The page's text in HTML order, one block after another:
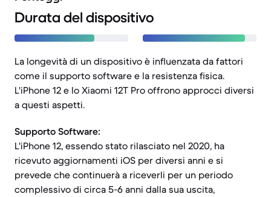
Durata del dispositivo
La longevità di un dispositivo è influenzata da fattori
come il supporto software e la resistenza fisica.
L'iPhone 12 e lo Xiaomi 12T Pro offrono approcci diversi
a questi aspetti.
Supporto Software:
L'iPhone 12, essendo stato rilasciato nel 2020, ha
ricevuto aggiornamenti iOS per diversi anni e si
prevede che continuerà a riceverli per un periodo
complessivo di circa 5-6 anni dalla sua uscita,